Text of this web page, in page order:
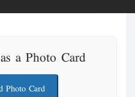
a Photo Card
Photo Card